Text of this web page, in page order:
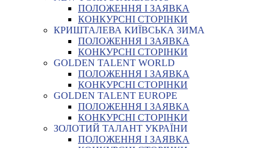
ПОЛОЖЕННЯ І ЗАЯВКА
КОНКУРСНІ СТОРІНКИ
КРИШТАЛЕВА КИЇВСЬКА ЗИМА
ПОЛОЖЕННЯ І ЗАЯВКА
КОНКУРСНІ СТОРІНКИ
GOLDEN TALENT WORLD
ПОЛОЖЕННЯ І ЗАЯВКА
КОНКУРСНІ СТОРІНКИ
GOLDEN TALENT EUROPE
ПОЛОЖЕННЯ І ЗАЯВКА
КОНКУРСНІ СТОРІНКИ
ЗОЛОТИЙ ТАЛАНТ УКРАЇНИ
ПОЛОЖЕННЯ І ЗАЯВКА